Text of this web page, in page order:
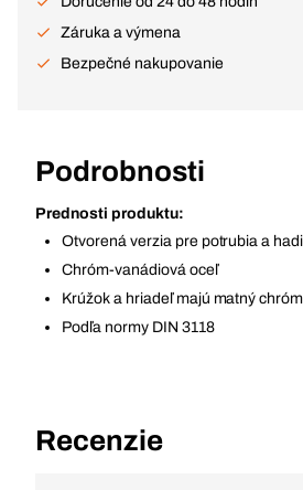
Záruka a výmena
Bezpečné nakupovanie
Podrobnosti
Prednosti produktu:
Otvorená verzia pre potrubia a
Chróm-vanádiová oceľ
Krúžok a hriadeľ majú matný
Podľa normy DIN 3118
Recenzie